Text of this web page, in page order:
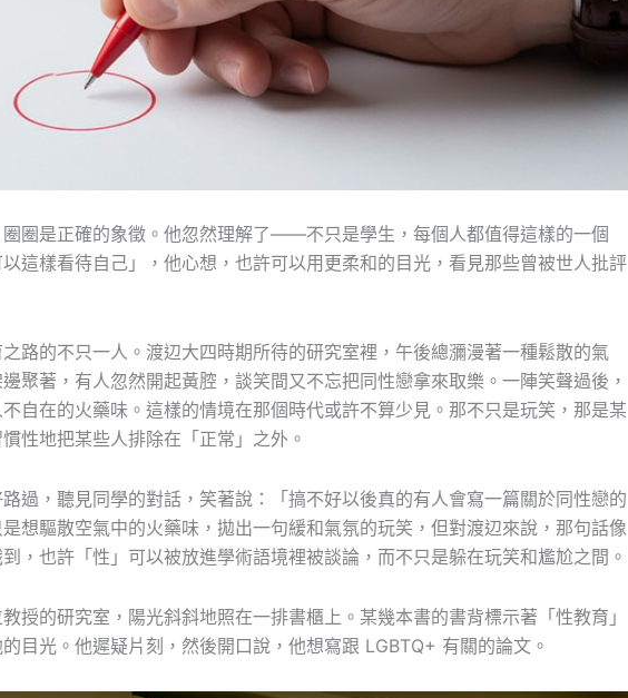
圈是正確的象徵。他忽然理解了——不只是學生，每個人都值得這樣的一個
以這樣看待自己」，他心想，也許可以用更柔和的目光，看見那些曾被世人批評
路的不只一人。渡辺大四時期所待的研究室裡，午後總瀰漫著一種鬆散的氣
聚著，有人忽然開起黃腔，談笑間又不忘把同性戀拿來取樂。一陣笑聲過後，
自在的火藥味。這樣的情境在那個時代或許不算少見。那不只是玩笑，那是某
性地把某些人排除在「正常」之外。
過，聽見同學的對話，笑著說：「搞不好以後真的有人會寫一篇關於同性戀的
想驅散空氣中的火藥味，拋出一句緩和氣氛的玩笑，但對渡辺來說，那句話像
，也許「性」可以被放進學術語境裡被談論，而不只是躲在玩笑和尷尬之間。
授的研究室，陽光斜斜地照在一排書櫃上。某幾本書的書背標示著「性教育」
目光。他遲疑片刻，然後開口說，他想寫跟 LGBTQ+ 有關的論文。